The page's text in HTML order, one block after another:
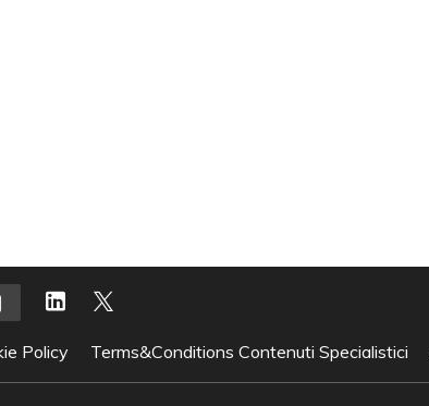
Policy Terms&Conditions Contenuti Specialistici